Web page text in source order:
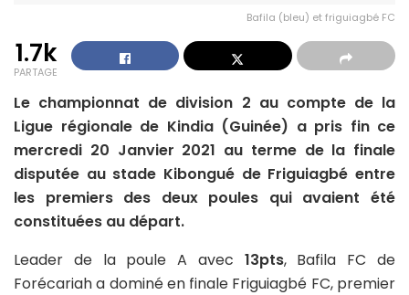
Bafila (bleu) et friguiagbé FC
1.7k
PARTAGE
Le championnat de division 2 au compte de la
Ligue régionale de Kindia (Guinée) a pris fin ce
mercredi 20 Janvier 2021 au terme de la finale
disputée au stade Kibongué de Friguiagbé entre
les premiers des deux poules qui avaient été
constituées au départ.
Leader de la poule A avec 13pts, Bafila FC de
Forécariah a dominé en finale Friguiagbé FC, premier